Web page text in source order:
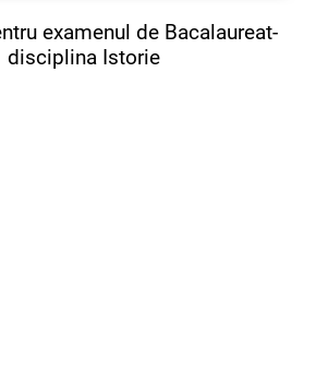
examenul de Bacalaureat-
disciplina Istorie